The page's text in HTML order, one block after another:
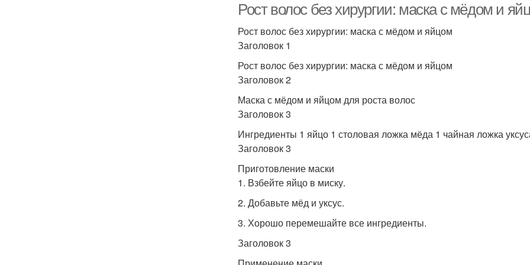
Рост волос без хирургии: маска с мёдом и
Рост волос без хирургии: маска с мёдом и яйцом
Заголовок 1
Рост волос без хирургии: маска с мёдом и яйцом
Заголовок 2
Маска с мёдом и яйцом для роста волос
Заголовок 3
Ингредиенты 1 яйцо 1 столовая ложка мёда 1 чайная ложка
Заголовок 3
Приготовление маски
1. Взбейте яйцо в миску.
2. Добавьте мёд и уксус.
3. Хорошо перемешайте все ингредиенты.
Заголовок 3